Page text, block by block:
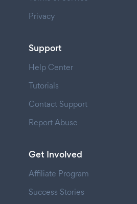
Privacy
Support
Help Center
Tutorials
Contact Support
Report Abuse
Get Involved
Affiliate Program
Success Stories